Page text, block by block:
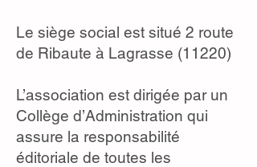
Le siège social est situé 2 route
de Ribaute à Lagrasse (11220)
L’association est dirigée par un
Collège d’Administration qui
assure la responsabilité
éditoriale de toutes les